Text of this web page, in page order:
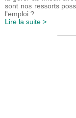
sont nos ressorts
l'emploi ?
Lire la suite >